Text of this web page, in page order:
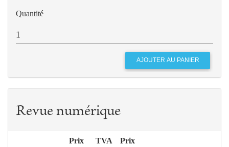
Quantité
Revue numérique
Prix
TVA
Prix